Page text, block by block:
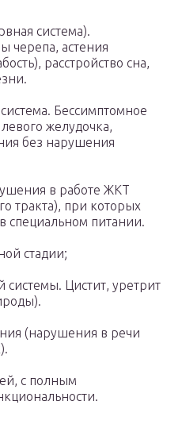
система).
черепа, астения
расстройство сна,
Бессимптомное
желудочка,
без нарушения
в работе ЖКТ
тракта), при которых
специальном питании.
стадии;
системы. Цистит, уретрит
(нарушения в речи
с полным